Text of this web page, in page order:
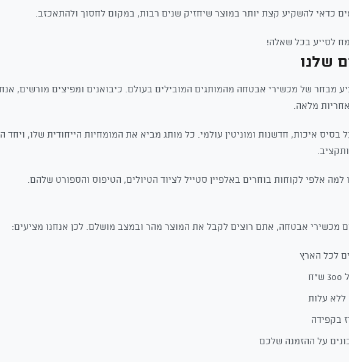
כדאי להשקיע קצת יותר במוצר שיחזיק שנים רבות, במקום לחסוך ולהתאכזב.
לסייע בכל שאלה!
שלנו
מבחר של מכשירי אבטחה מהמותגים המובילים בעולם. כיבואנים ומפיצים מורשים,
מלאה.
בסיס איכות, חדשנות ומוניטין עולמי. כל מותג מביא את המומחיות הייחודית שלו, ויחד
אלפי לקוחות בוחרים באלפיין סטייל לציוד הטיולים, הטיפוס והספורט שלהם.
מכשירי אבטחה, אתם רוצים לקבל את המוצר מהר ובמצב מושלם. לכן אנחנו מציעים:
ללא עלות
בקפידה
על ההזמנה שלכם